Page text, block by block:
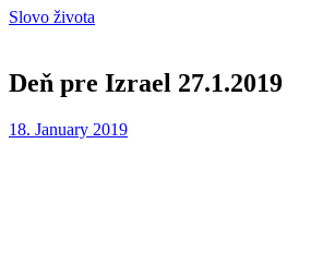
Slovo života
Deň pre Izrael 27.1.2019
18. January 2019